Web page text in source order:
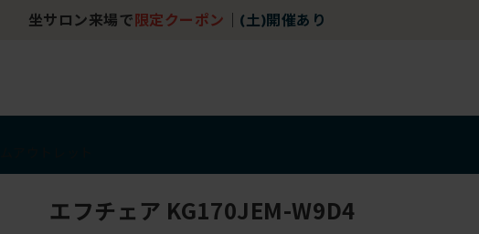
坐サロン来場で 限定クーポン (土)開催あり
エフチェア KG170JEM-W9D4